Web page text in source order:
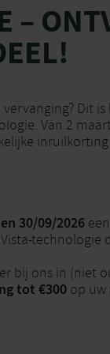
–
Dit
Van 2
en 30/09/2026een
bij ons in (niet
tot €300op uw